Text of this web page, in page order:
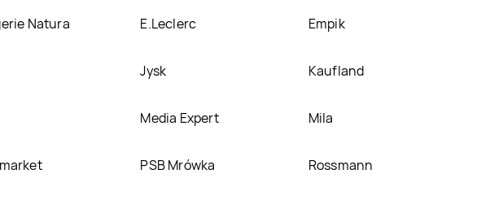
Natura E.Leclerc Empik
Jysk Kaufland
Media Expert Mila
PSB Mrówka Rossmann